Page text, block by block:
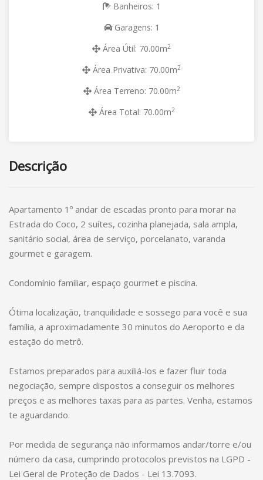
Banheiros: 1
Garagens: 1
Área Útil: 70.00m2
Área Privativa: 70.00m2
Área Terreno: 70.00m2
Área Total: 70.00m2
Descrição
Apartamento 1º andar de escadas pronto para morar na
Estrada do Coco, 2 suítes, cozinha planejada, sala ampla,
sanitário social, área de serviço, porcelanato, varanda
gourmet e garagem.
Condomínio familiar, espaço gourmet e piscina.
Ótima localização, tranquilidade e sossego para você e sua
família, a aproximadamente 30 minutos do Aeroporto e da
estação do metrô.
Estamos preparados para auxiliá-los e fazer fluir toda
negociação, sempre dispostos a conseguir os melhores
preços e as melhores taxas para as partes. Venha, estamos
te aguardando.
Por medida de segurança não informamos andar/torre e/ou
número da casa, cumprindo protocolos previstos na LGPD -
Lei Geral de Proteção de Dados - Lei 13.7093.